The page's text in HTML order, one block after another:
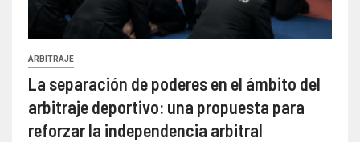
ARBITRAJE
La separación de poderes en el ámbito del
arbitraje deportivo: una propuesta para
reforzar la independencia arbitral